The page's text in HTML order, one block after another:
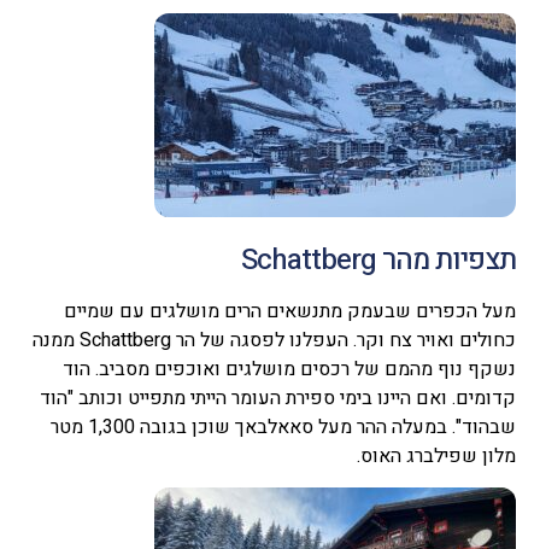
תצפיות מהר Schattberg
מעל הכפרים שבעמק מתנשאים הרים מושלגים עם שמיים
כחולים ואויר צח וקר. העפלנו לפסגה של הר Schattberg ממנה
נשקף נוף מהמם של רכסים מושלגים ואוכפים מסביב. הוד
קדומים. ואם היינו בימי ספירת העומר הייתי מתפייט וכותב "הוד
שבהוד". במעלה ההר מעל סאאלבאך שוכן בגובה 1,300 מטר
מלון שפילברג האוס.